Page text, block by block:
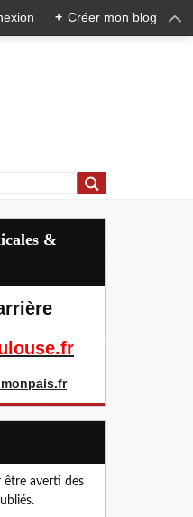
+ Créer mon blog
être averti des